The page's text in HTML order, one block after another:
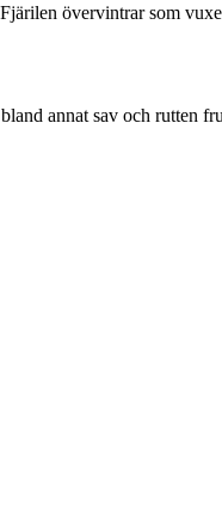
övervintrar som
annat sav och rutten